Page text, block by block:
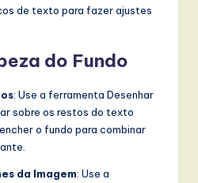
de texto para fazer ajustes
do Fundo
: Use a ferramenta Desenhar
sobre os restos do texto
o fundo para combinar
da Imagem: Use a